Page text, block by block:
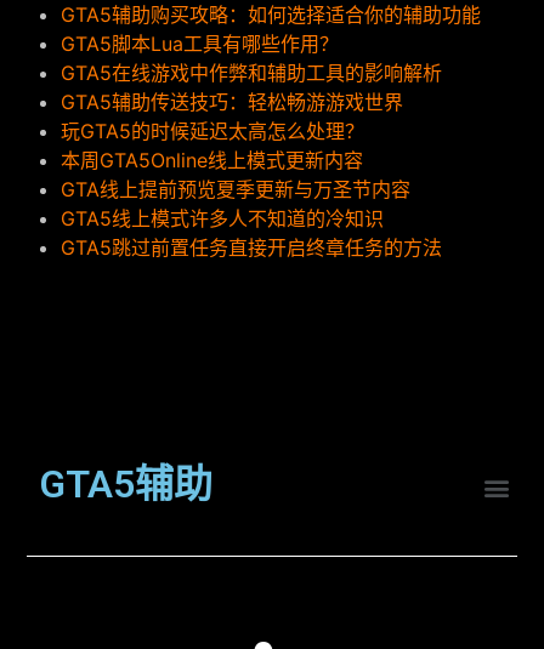
GTA5辅助购买攻略：如何选择适合你的辅助功能
GTA5脚本Lua工具有哪些作用？
GTA5在线游戏中作弊和辅助工具的影响解析
GTA5辅助传送技巧：轻松畅游游戏世界
玩GTA5的时候延迟太高怎么处理？
本周GTA5Online线上模式更新内容
GTA线上提前预览夏季更新与万圣节内容
GTA5线上模式许多人不知道的冷知识
GTA5跳过前置任务直接开启终章任务的方法
GTA5辅助